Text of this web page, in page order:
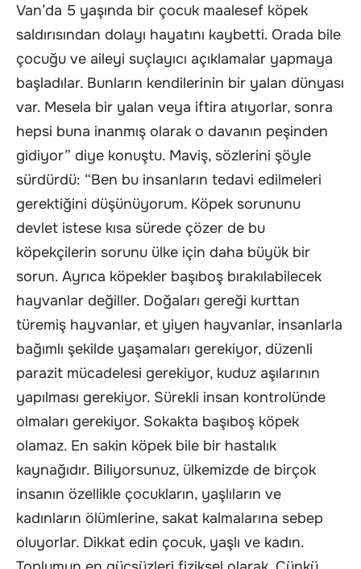
Van’da 5 yaşında bir çocuk maalesef köpek
saldırısından dolayı hayatını kaybetti. Orada bile
çocuğu ve aileyi suçlayıcı açıklamalar yapmaya
başladılar. Bunların kendilerinin bir yalan dünyası
var. Mesela bir yalan veya iftira atıyorlar, sonra
hepsi buna inanmış olarak o davanın peşinden
gidiyor” diye konuştu. Maviş, sözlerini şöyle
sürdürdü: “Ben bu insanların tedavi edilmeleri
gerektiğini düşünüyorum. Köpek sorununu
devlet istese kısa sürede çözer de bu
köpekçilerin sorunu ülke için daha büyük bir
sorun. Ayrıca köpekler başıboş bırakılabilecek
hayvanlar değiller. Doğaları gereği kurttan
türemiş hayvanlar, et yiyen hayvanlar, insanlarla
bağımlı şekilde yaşamaları gerekiyor, düzenli
parazit mücadelesi gerekiyor, kuduz aşılarının
yapılması gerekiyor. Sürekli insan kontrolünde
olmaları gerekiyor. Sokakta başıboş köpek
olamaz. En sakin köpek bile bir hastalık
kaynağıdır. Biliyorsunuz, ülkemizde de birçok
insanın özellikle çocukların, yaşlıların ve
kadınların ölümlerine, sakat kalmalarına sebep
oluyorlar. Dikkat edin çocuk, yaşlı ve kadın.